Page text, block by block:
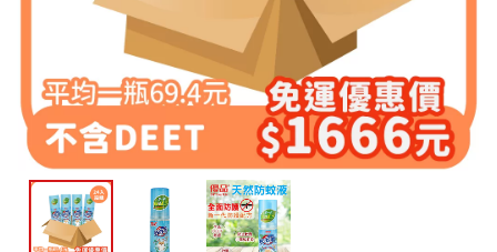
防霉清潔好幫手(任3件，贈抗菌保濕洗手乳)
室內外除蟲專區
媽媽廚房專區
浴室清潔專區
清潔大掃除專區